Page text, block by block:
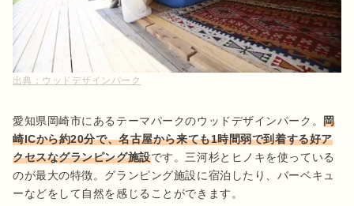
出典： ウッドデザインパーク
愛知県岡崎市にあるテーマパークのウッドデザインパーク。岡
崎ICから約20分で、名古屋から来ても1時間弱で到着する好ア
クセスなグランピング施設です。三河杉とヒノキを使っている
のが最大の特徴。グランピング施設に宿泊したり、バーベキュ
ーなどをして自然を感じることができます。